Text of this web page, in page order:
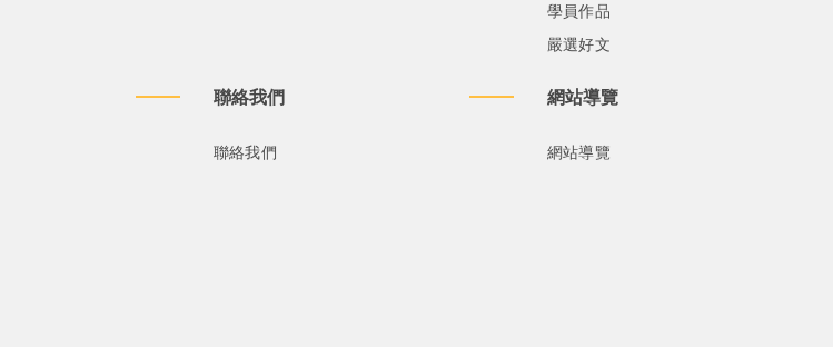
學員作品
嚴選好文
聯絡我們
聯絡我們
網站導覽
網站導覽